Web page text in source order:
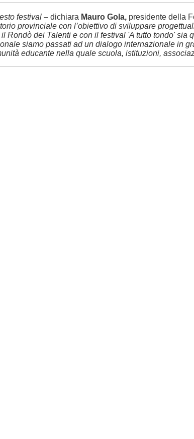
festival – dichiara Mauro Gola, presidente della
provinciale con l’obiettivo di sviluppare
Rondò dei Talenti e con il festival 'A tutto tondo'
siamo passati ad un dialogo internazionale in
educante nella quale scuola, istituzioni,